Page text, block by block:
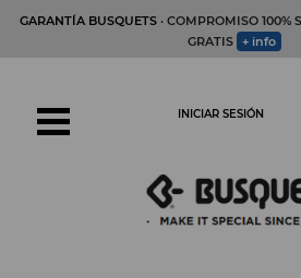
GARANTÍA BUSQUETS· COMPROMISO 100%
GRATIS + info
INICIAR SESIÓN